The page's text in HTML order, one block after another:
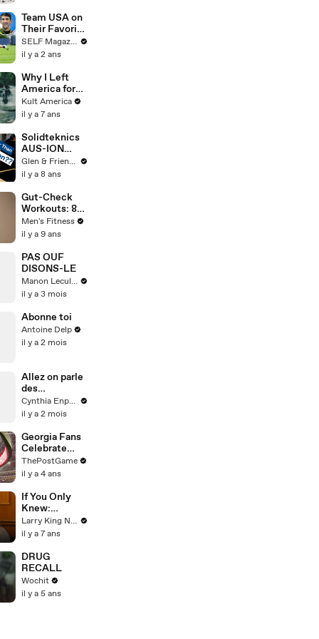
Team USA on
Their Favorite
Athletes
Growing Up
SELF Magazine
il y a 2 ans
Why I Left
America for
Poland #2
[Kult
Kult America
il y a 7 ans
Solidteknics
AUS-ION
Wrought Iron
Pan Unboxing,
Review || Le
Gourmet TV
Recipes
Glen & Friends Cooking Food
il y a 8 ans
Gut-Check
Workouts: 8
quick routines
to fight
Men's Fitness
il y a 9 ans
PAS OUF
DISONS-LE
Manon Leculnu
il y a 3 mois
Abonne toi
Antoine Delp
il y a 2 mois
Allez on parle
des
influenceurs à
Cannes ?
Cynthia Enparle
il y a 2 mois
Georgia Fans
Celebrate
During
National
Game Vs. TCU
ThePostGame
il y a 4 ans
If You Only
Knew:
Brooklyn
Decker
Larry King Now on Ora.TV
il y a 7 ans
DRUG
RECALL
Wochit
il y a 5 ans